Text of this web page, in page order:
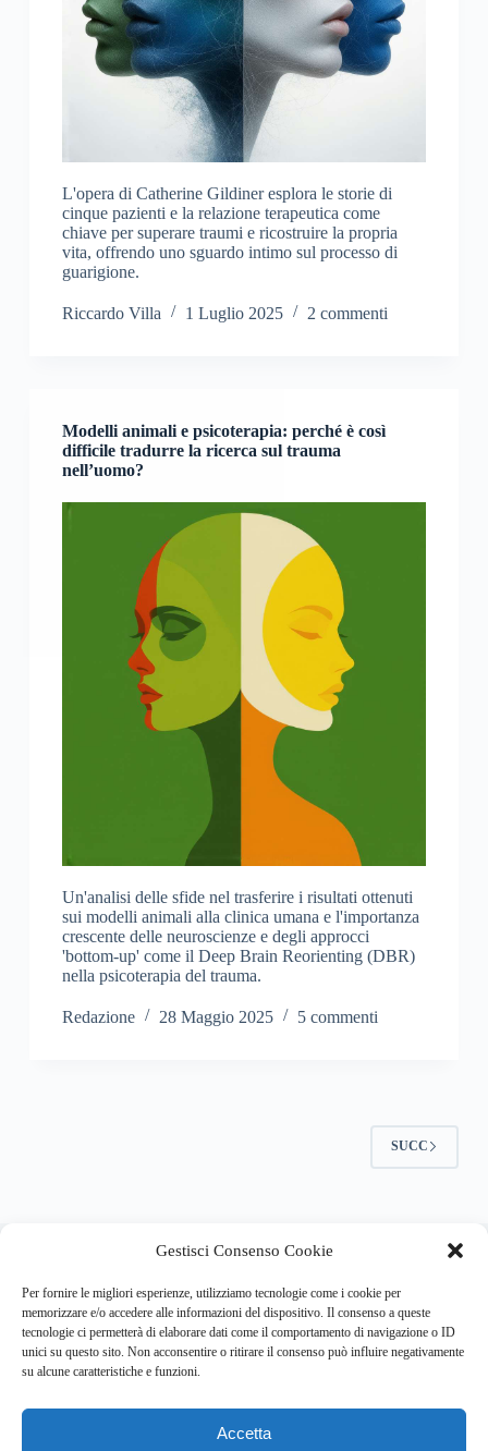
Gestisci Consenso Cookie
Per fornire le migliori esperienze, utilizziamo tecnologie come i cookie per
memorizzare e/o accedere alle informazioni del dispositivo. Il consenso a queste
tecnologie ci permetterà di elaborare dati come il comportamento di navigazione o ID
unici su questo sito. Non acconsentire o ritirare il consenso può influire negativamente
su alcune caratteristiche e funzioni.
Accetta
L'opera di Catherine Gildiner esplora le storie di
cinque pazienti e la relazione terapeutica come
chiave per superare traumi e ricostruire la propria
vita, offrendo uno sguardo intimo sul processo di
guarigione.
Riccardo Villa 1 Luglio 2025 2 commenti
Modelli animali e psicoterapia: perché è così
difficile tradurre la ricerca sul trauma
nell’uomo?
Un'analisi delle sfide nel trasferire i risultati ottenuti
sui modelli animali alla clinica umana e l'importanza
crescente delle neuroscienze e degli approcci
'bottom-up' come il Deep Brain Reorienting (DBR)
nella psicoterapia del trauma.
Redazione 28 Maggio 2025 5 commenti
SUCC
psicologia e salute mentale.
Address:
VIA USODIMARE 3 - 37138 - VERONA (VR)
info@respira.re
045-511-7681